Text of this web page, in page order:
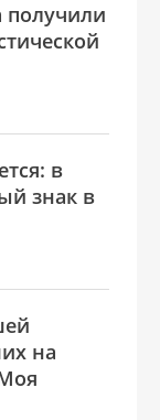
получили
в
знак в
на